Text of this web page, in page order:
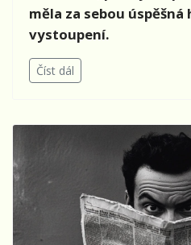
měla za sebou úspěšná
vystoupení.
Číst dál